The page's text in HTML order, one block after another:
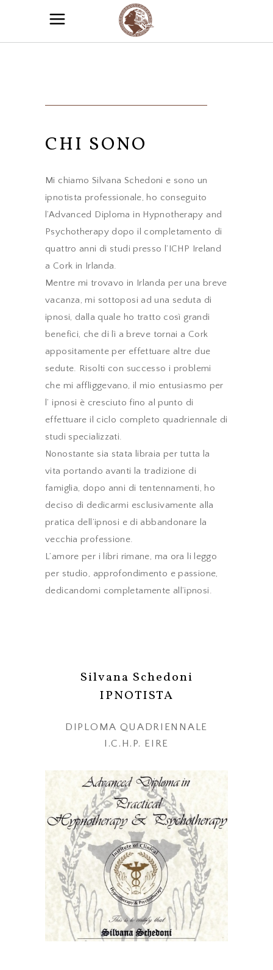
CHI SONO
Mi chiamo Silvana Schedoni e sono un
ipnotista professionale, ho conseguito
l’Advanced Diploma in Hypnotherapy and
Psychotherapy dopo il completamento di
quattro anni di studi presso l’ICHP Ireland
a Cork in Irlanda.
Mentre mi trovavo in Irlanda per una breve
vacanza, mi sottoposi ad una seduta di
ipnosi, dalla quale ho tratto così grandi
benefici, che di lì a breve tornai a Cork
appositamente per effettuare altre due
sedute. Risolti con successo i problemi
che mi affliggevano, il mio entusiasmo per
l’ ipnosi è cresciuto fino al punto di
effettuare il ciclo completo quadriennale di
studi specializzati.
Nonostante sia stata libraia per tutta la
vita portando avanti la tradizione di
famiglia, dopo anni di tentennamenti, ho
deciso di dedicarmi esclusivamente alla
pratica dell’ipnosi e di abbandonare la
vecchia professione.
L’amore per i libri rimane, ma ora li leggo
per studio, approfondimento e passione,
dedicandomi completamente all’ipnosi.
Silvana Schedoni
IPNOTISTA
DIPLOMA QUADRIENNALE
I.C.H.P. EIRE